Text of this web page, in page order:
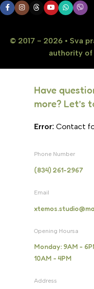
© 2017 - 2026 • Sva
authority of
Have
more? Let’s
Error: Contact
Phone Number
(834) 261-2967
Email
Opening Hoursa
Monday: 9AM -
10AM - 4PM
Address